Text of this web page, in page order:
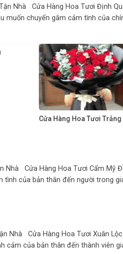
Nhà Cửa Hàng Hoa Tươi Định
chuyển gắm cảm tình của
Cửa Hàng Hoa Tươi Trảng
Nhà Cửa Hàng Hoa Tươi Cẩm Mỹ
của bản thân đến người trong
Nhà Cửa Hàng Hoa Tươi Xuân
của bản thân đến thành viên